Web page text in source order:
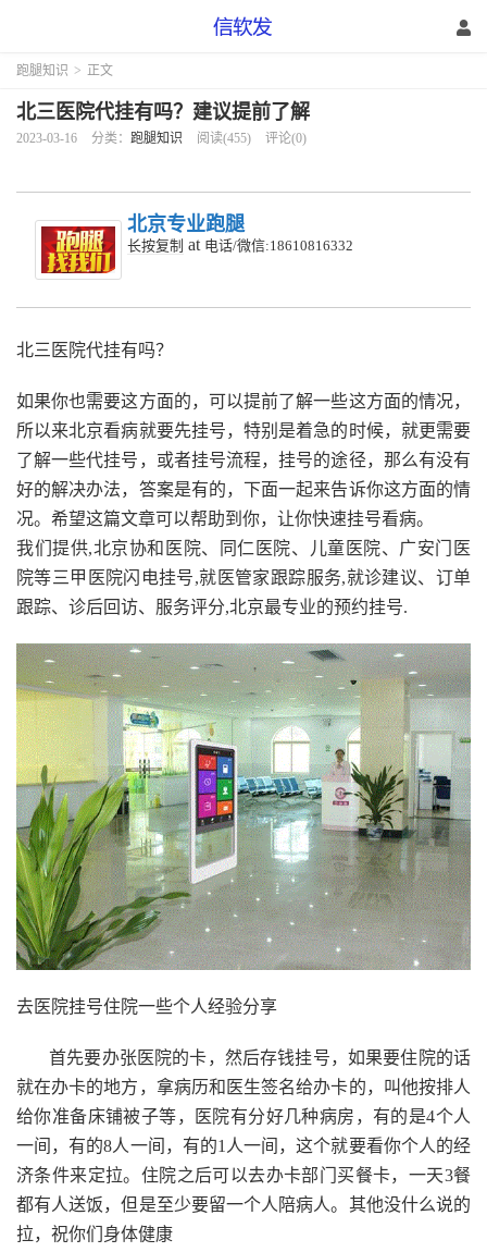
跑腿知识 > 正文
北三医院代挂有吗？建议提前了解
2023-03-16 分类： 跑腿知识 阅读(455) 评论(0)
北京专业跑腿
长按复制 at 电话/微信:18610816332
北三医院代挂有吗？
如果你也需要这方面的，可以提前了解一些这方面的情况，
所以来北京看病就要先挂号，特别是着急的时候，就更需要
了解一些代挂号，或者挂号流程，挂号的途径，那么有没有
好的解决办法，答案是有的，下面一起来告诉你这方面的情
况。希望这篇文章可以帮助到你，让你快速挂号看病。
我们提供,北京协和医院、同仁医院、儿童医院、广安门医
院等三甲医院闪电挂号,就医管家跟踪服务,就诊建议、订单
跟踪、诊后回访、服务评分,北京最专业的预约挂号.
去医院挂号住院一些个人经验分享
首先要办张医院的卡，然后存钱挂号，如果要住院的话
就在办卡的地方，拿病历和医生签名给办卡的，叫他按排人
给你准备床铺被子等，医院有分好几种病房，有的是4个人
一间，有的8人一间，有的1人一间，这个就要看你个人的经
济条件来定拉。住院之后可以去办卡部门买餐卡，一天3餐
都有人送饭，但是至少要留一个人陪病人。其他没什么说的
拉，祝你们身体健康